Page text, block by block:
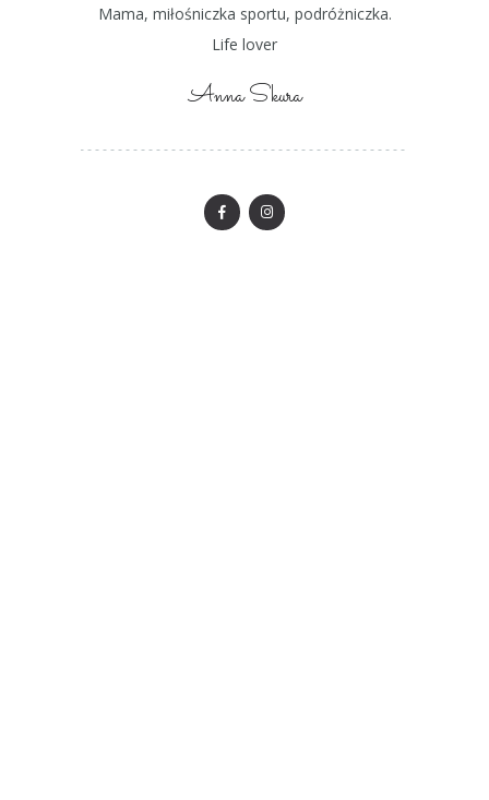
Mama, miłośniczka sportu, podróżniczka.
Life lover
Anna Skura